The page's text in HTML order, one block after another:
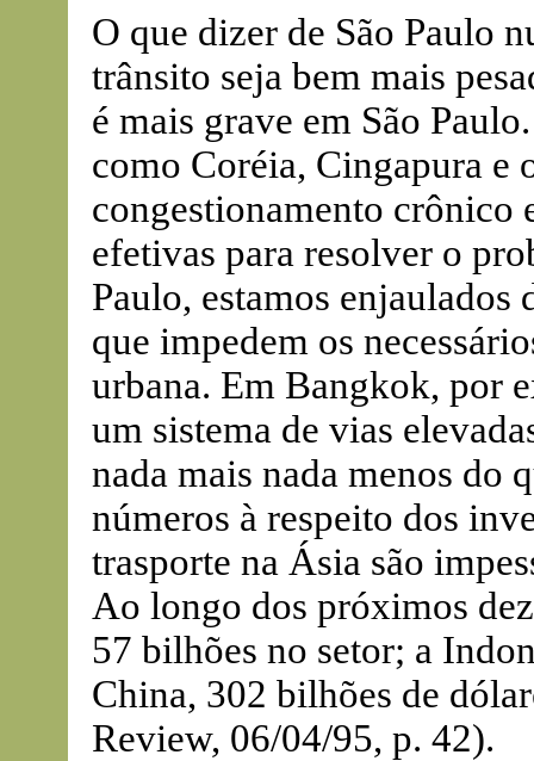
O que dizer de São Paulo
trânsito seja bem mais
é mais grave em São
como Coréia, Cingapura e
congestionamento crônico
efetivas para resolver o
Paulo, estamos enjaulados
que impedem os
urbana. Em Bangkok, por
um sistema de vias
nada mais nada menos do
números à respeito dos
trasporte na Ásia são
Ao longo dos próximos
57 bilhões no setor; a
China, 302 bilhões de
Review, 06/04/95, p. 42).